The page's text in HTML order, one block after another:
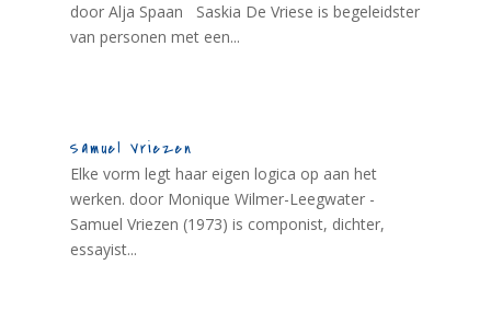
door Alja Spaan Saskia De Vriese is begeleidster
van personen met een...
Samuel Vriezen
Elke vorm legt haar eigen logica op aan het
werken. door Monique Wilmer-Leegwater -
Samuel Vriezen (1973) is componist, dichter,
essayist...